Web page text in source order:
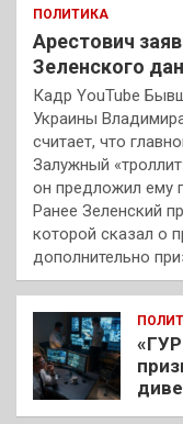
ПОЛИТИКА
Арестович
Зеленского
Кадр YouTube
Украины
считает, что
Залужный
он предложил ему
Ранее Зеленский
которой сказал о
дополнительно